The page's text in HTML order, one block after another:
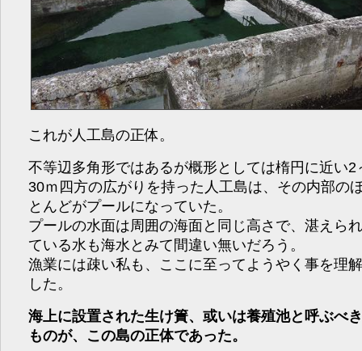
これが人工島の正体。
不等辺多角形ではあるが概形としては楕円に近い2
30ｍ四方の広がりを持った人工島は、その内部の
とんどがプールになっていた。
プールの水面は周囲の海面と同じ高さで、湛えら
ている水も海水とみて間違い無いだろう。
漁業には疎い私も、ここに至ってようやく事を理
した。
海上に設置された生け簀、或いは養殖池と呼ぶべ
ものが、この島の正体であった。